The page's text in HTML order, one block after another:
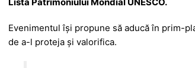
b
o
o
A
p
p
e
n
g
a
m
a
g z
Evenimentul își propune să aducă în prim-
de a-l proteja și valorifica.